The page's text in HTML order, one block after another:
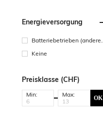
Energieversorgung
Batteriebetrieben (andere
Keine
Preisklasse (CHF)
Min: Max: OK